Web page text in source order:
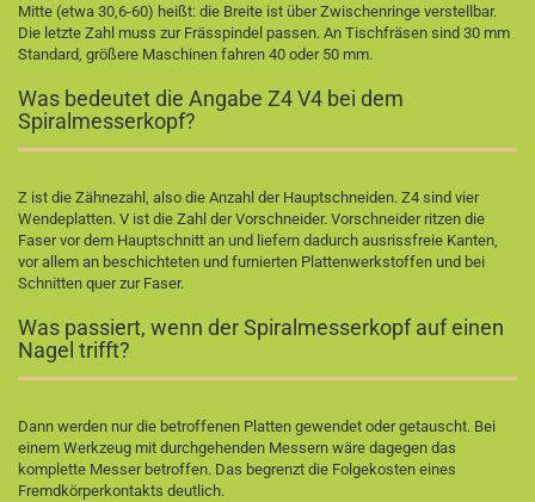
Mitte (etwa 30,6-60) heißt: die Breite ist über Zwischenringe verstellbar.
Die letzte Zahl muss zur Frässpindel passen. An Tischfräsen sind 30 mm
Standard, größere Maschinen fahren 40 oder 50 mm.
Was bedeutet die Angabe Z4 V4 bei dem
Spiralmesserkopf?
Z ist die Zähnezahl, also die Anzahl der Hauptschneiden. Z4 sind vier
Wendeplatten. V ist die Zahl der Vorschneider. Vorschneider ritzen die
Faser vor dem Hauptschnitt an und liefern dadurch ausrissfreie Kanten,
vor allem an beschichteten und furnierten Plattenwerkstoffen und bei
Schnitten quer zur Faser.
Was passiert, wenn der Spiralmesserkopf auf einen
Nagel trifft?
Dann werden nur die betroffenen Platten gewendet oder getauscht. Bei
einem Werkzeug mit durchgehenden Messern wäre dagegen das
komplette Messer betroffen. Das begrenzt die Folgekosten eines
Fremdkörperkontakts deutlich.